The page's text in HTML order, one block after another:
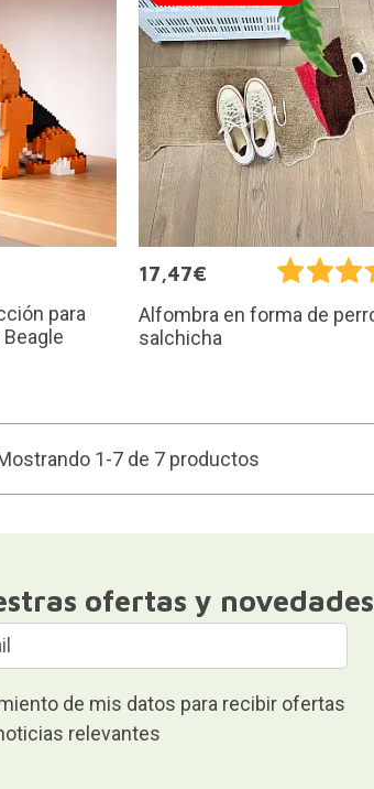
para
17,47€
Alfombra en forma de
salchicha
1-7 de 7 productos
ofertas y novedades
de mis datos para recibir ofertas
relevantes